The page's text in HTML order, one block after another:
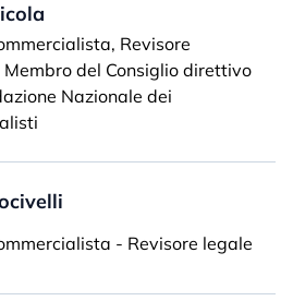
Revisore
Membro del Consiglio direttivo
Nazionale dei
- Revisore legale